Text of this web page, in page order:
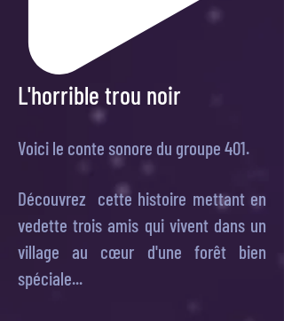
L'horrible trou noir
Voici le conte sonore du groupe 401.
Découvrez cette histoire mettant en
vedette trois amis qui vivent dans un
village au cœur d'une forêt bien
spéciale...